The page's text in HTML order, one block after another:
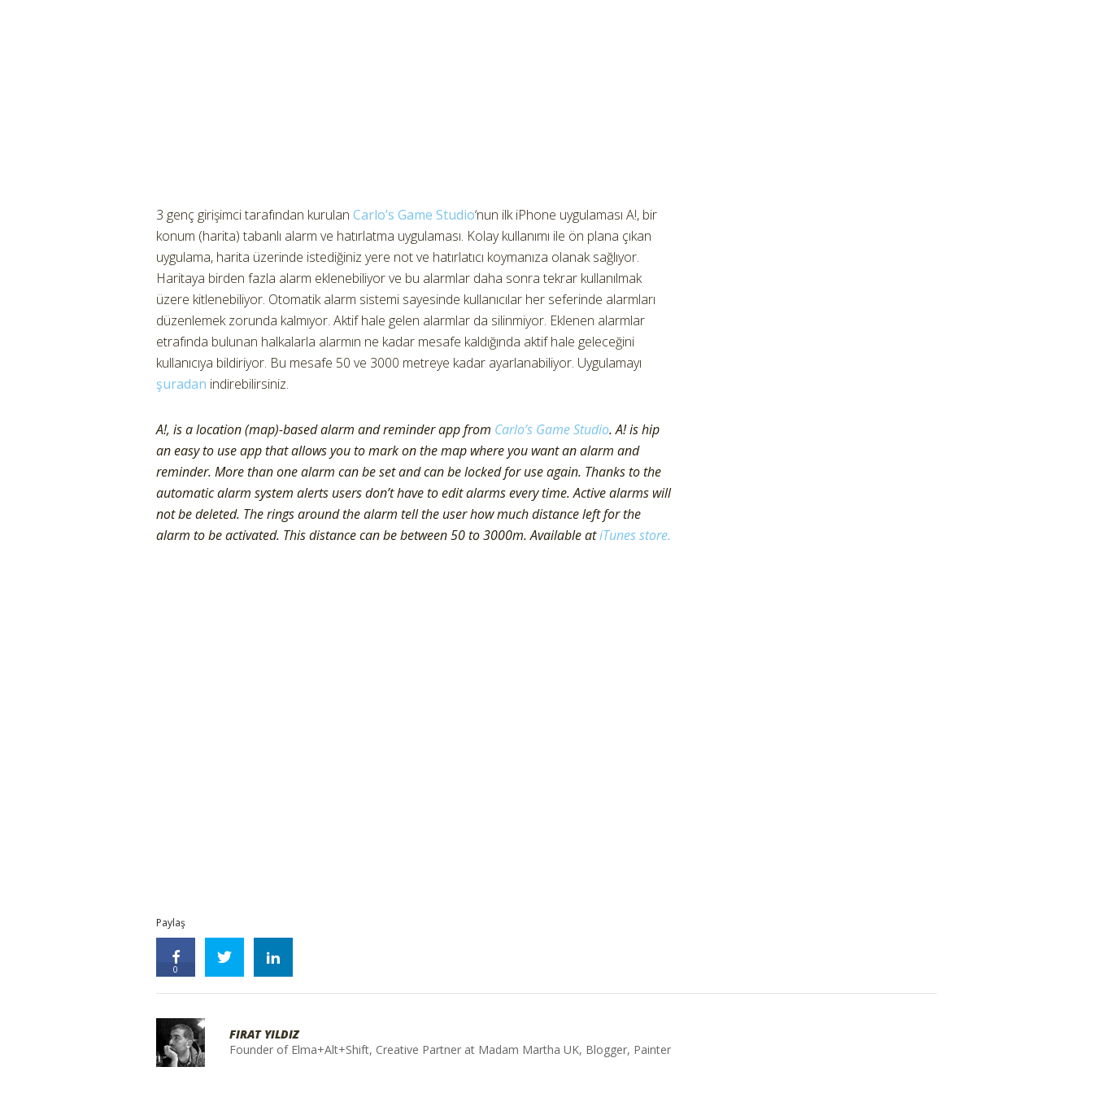
3 genç girişimci tarafından kurulan Carlo’s Game Studio‘nun ilk iPhone uygulaması A!, bir
konum (harita) tabanlı alarm ve hatırlatma uygulaması. Kolay kullanımı ile ön plana çıkan
uygulama, harita üzerinde istediğiniz yere not ve hatırlatıcı koymanıza olanak sağlıyor.
Haritaya birden fazla alarm eklenebiliyor ve bu alarmlar daha sonra tekrar kullanılmak
üzere kitlenebiliyor. Otomatik alarm sistemi sayesinde kullanıcılar her seferinde alarmları
düzenlemek zorunda kalmıyor. Aktif hale gelen alarmlar da silinmiyor. Eklenen alarmlar
etrafında bulunan halkalarla alarmın ne kadar mesafe kaldığında aktif hale geleceğini
kullanıcıya bildiriyor. Bu mesafe 50 ve 3000 metreye kadar ayarlanabiliyor. Uygulamayı
şuradan indirebilirsiniz.
A!, is a location (map)-based alarm and reminder app from Carlo’s Game Studio. A! is hip
an easy to use app that allows you to mark on the map where you want an alarm and
reminder. More than one alarm can be set and can be locked for use again. Thanks to the
automatic alarm system alerts users don’t have to edit alarms every time. Active alarms will
not be deleted. The rings around the alarm tell the user how much distance left for the
alarm to be activated. This distance can be between 50 to 3000m. Available atiTunes store.
Paylaş
0
FIRAT YILDIZ
Founder of Elma+Alt+Shift, Creative Partner at Madam Martha UK, Blogger, Painter